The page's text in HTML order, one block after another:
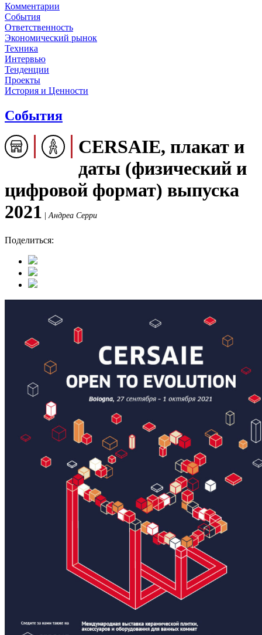
Комментарии
События
Ответственность
Экономический рынок
Техника
Интервью
Тенденции
Проекты
История и Ценности
События
CERSAIE, плакат и
даты (физический и
цифровой формат) выпуска
2021
Андреа Серри
Поделиться: